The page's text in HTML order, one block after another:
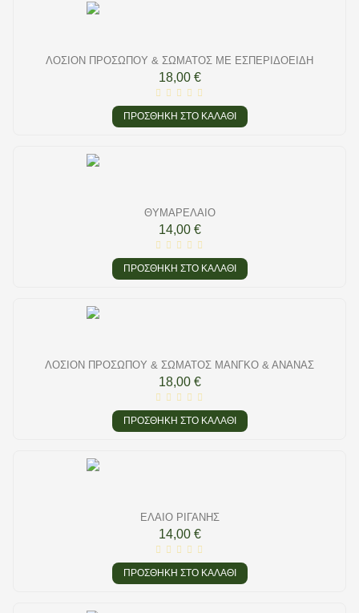
ΛΟΣΙΌΝ ΠΡΟΣΏΠΟΥ & ΣΏΜΑΤΟΣ ΜΕ ΕΣΠΕΡΙΔΟΕΙΔΉ
18,00 €
ΠΡΟΣΘΉΚΗ ΣΤΟ ΚΑΛΆΘΙ
ΘΥΜΑΡΈΛΑΙΟ
14,00 €
ΠΡΟΣΘΉΚΗ ΣΤΟ ΚΑΛΆΘΙ
ΛΟΣΙΌΝ ΠΡΟΣΏΠΟΥ & ΣΏΜΑΤΟΣ ΜΆΝΓΚΟ & ΑΝΑΝΆΣ
18,00 €
ΠΡΟΣΘΉΚΗ ΣΤΟ ΚΑΛΆΘΙ
ΈΛΑΙΟ ΡΊΓΑΝΗΣ
14,00 €
ΠΡΟΣΘΉΚΗ ΣΤΟ ΚΑΛΆΘΙ